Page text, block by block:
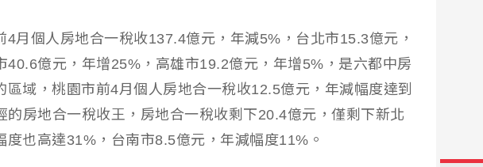
4月個人房地合一稅收137.4億元，年減5%，台北市15.3億元，
40.6億元，年增25%，高雄市19.2億元，年增5%，是六都中房
區域，桃園市前4月個人房地合一稅收12.5億元，年減幅度達到
的房地合一稅收王，房地合一稅收剩下20.4億元，僅剩下新北
度也高達31%，台南市8.5億元，年減幅度11%。